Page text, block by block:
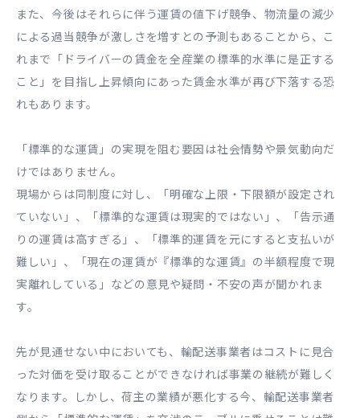
また、今後はそれらに伴う運賃の値下げ競争、物流量の減少
による過当競争が激しさを増すとの予測もあることから、こ
れまで「ドライバーの賃金を全産業の標準的水準に是正する
こと」を目指し上昇傾向にあった賃金水準が再び下落する恐
れもあります。
「標準的な運賃」の実現を阻む要因は社会情勢や景気動向だ
けではありません。
現場からは同制度に対し、「明確な上限・下限額が設定され
ていない」、「標準的な運賃は現実的ではない」、「告示通
りの運賃は高すぎる」、「標準的運賃を元にすると支払いが
難しい」、「現在の運賃が『標準的な運賃』の半額程度で現
実離れしている」などの意見や疑問・不安の声が聞かれま
す。
先が見通せない中においても、輸配送事業者はコストに見合
った対価を受け取ることができなければ事業の継続が難しく
なります。しかし、荷主の業績が悪化する今、輸配送事業者